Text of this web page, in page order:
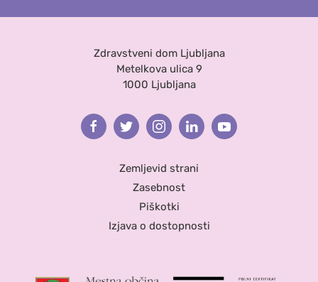
Zdravstveni dom Ljubljana
Metelkova ulica 9
1000 Ljubljana
FacebookTwitterInstagramLinkedinYoutube
Zemljevid strani
Zasebnost
Piškotki
Izjava o dostopnosti